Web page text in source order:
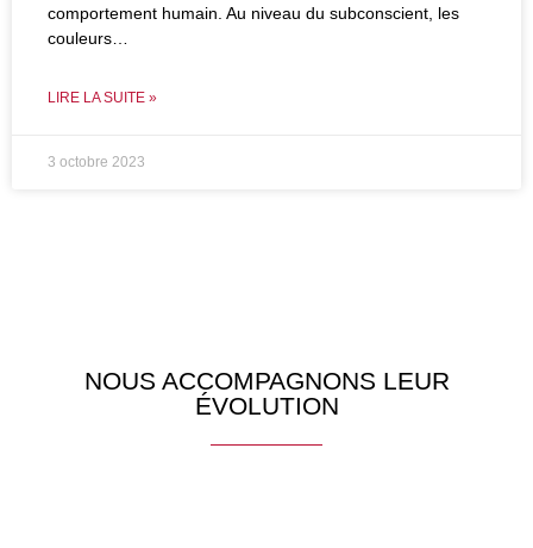
comportement humain. Au niveau du subconscient, les
couleurs…
LIRE LA SUITE »
3 octobre 2023
NOUS ACCOMPAGNONS LEUR
ÉVOLUTION